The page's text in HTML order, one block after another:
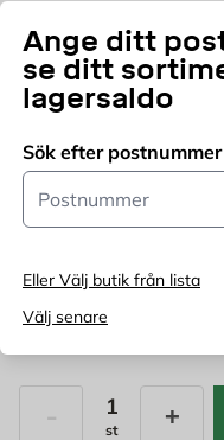
Ange ditt
se ditt
lagersaldo
Sök efter postnummer
Postnummer
Eller Välj butik från lista
Välj senare
Självhäftande
upp till 70 mm vid
Välj butik
Välj butik för att
Köp online, boka
st